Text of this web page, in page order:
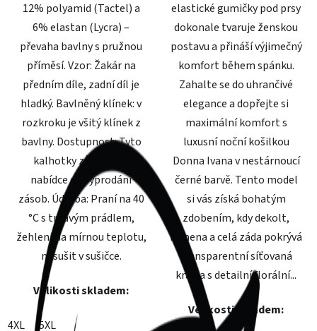
12% polyamid (Tactel) a
6% elastan (Lycra) –
převaha bavlny s pružnou
příměsí. Vzor: Žakár na
předním díle, zadní díl je
hladký. Bavlněný klínek: v
rozkroku je všitý klínek z
bavlny. Dostupnost: Tyto
kalhotky zůstávají v
nabídce do vyprodání
zásob. Údržba: Praní na 40
°C s tmavým prádlem,
žehlení na mírnou teplotu,
nesušit v sušičce.
Velikosti skladem:
4XL 5XL
elastické gumičky pod prsy
dokonale tvaruje ženskou
postavu a přináší výjimečný
komfort během spánku.
Zahalte se do uhrančivé
elegance a dopřejte si
maximální komfort s
luxusní noční košilkou
Donna Ivana v nestárnoucí
černé barvě. Tento model
si vás získá bohatým
zdobením, kdy dekolt,
ramena a celá záda pokrývá
transparentní síťovaná
krajka s detailní florální...
Velikosti skladem: